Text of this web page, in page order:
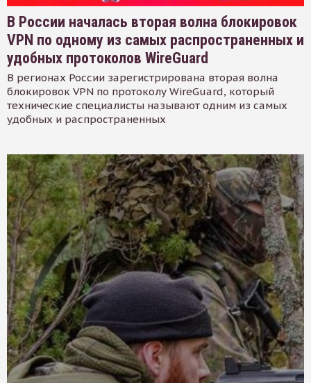
В России началась вторая волна блокировок
VPN по одному из самых распространенных и
удобных протоколов WireGuard
В регионах России зарегистрирована вторая волна
блокировок VPN по протоколу WireGuard, который
технические специалисты называют одним из самых
удобных и распространенных